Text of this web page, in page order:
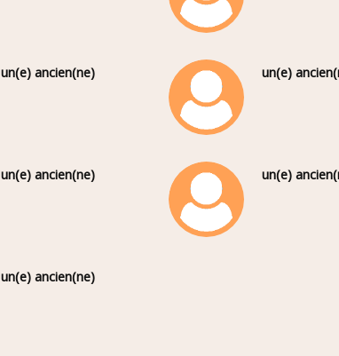
un(e) ancien(ne) un(e)
un(e) ancien(ne) un(e)
un(e) ancien(ne)